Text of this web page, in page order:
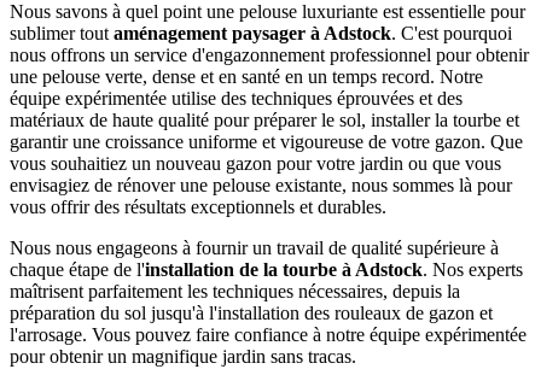
Nous savons à quel point une pelouse luxuriante est essentielle pour
sublimer toutaménagement paysager à Adstock. C'est pourquoi
nous offrons un service d'engazonnement professionnel pour obtenir
une pelouse verte, dense et en santé en un temps record. Notre
équipe expérimentée utilise des techniques éprouvées et des
matériaux de haute qualité pour préparer le sol, installer la tourbe et
garantir une croissance uniforme et vigoureuse de votre gazon. Que
vous souhaitiez un nouveau gazon pour votre jardin ou que vous
envisagiez de rénover une pelouse existante, nous sommes là pour
vous offrir des résultats exceptionnels et durables.
Nous nous engageons à fournir un travail de qualité supérieure à
chaque étape de l'installation de la tourbe à Adstock. Nos experts
maîtrisent parfaitement les techniques nécessaires, depuis la
préparation du sol jusqu'à l'installation des rouleaux de gazon et
l'arrosage. Vous pouvez faire confiance à notre équipe expérimentée
pour obtenir un magnifique jardin sans tracas.